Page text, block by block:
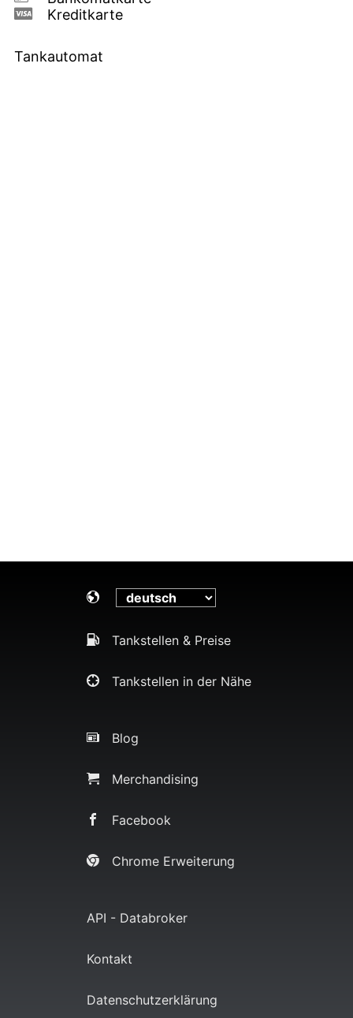
Kreditkarte
Tankautomat
Tankstellen & Preise
Tankstellen in der Nähe
Blog
Merchandising
Facebook
Chrome Erweiterung
API - Databroker
Kontakt
Datenschutzerklärung